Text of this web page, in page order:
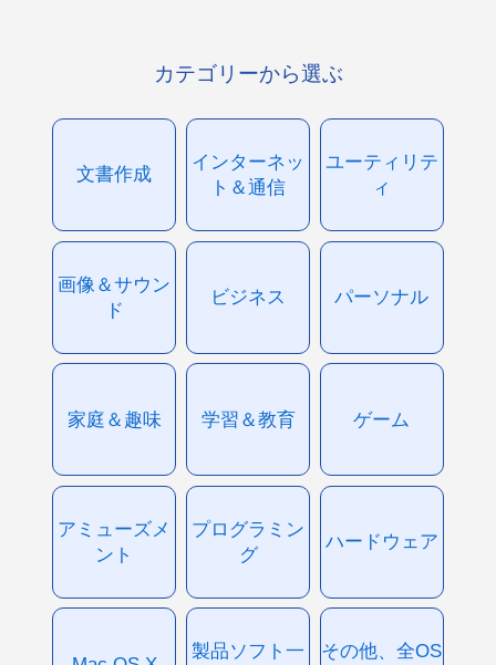
カテゴリーから選ぶ
文書作成
インターネッ
ト＆通信
ユーティリテ
ィ
画像＆サウン
ド
ビジネス パーソナル
家庭＆趣味 学習＆教育 ゲーム
アミューズメ
ント
プログラミン
グ
ハードウェア
製品ソフト一
その他、全OS